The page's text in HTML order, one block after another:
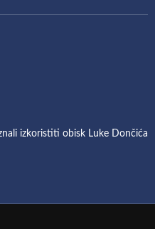
izkoristiti obisk Luke Dončića